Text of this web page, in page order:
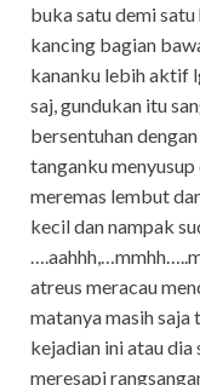
buka satu demi
kancing bagian
kananku lebih aktif
saj, gundukan itu
bersentuhan
tanganku
meremas lembut
kecil dan nampak
atreus meracau
matanya masih
kejadian ini atau
meresapi